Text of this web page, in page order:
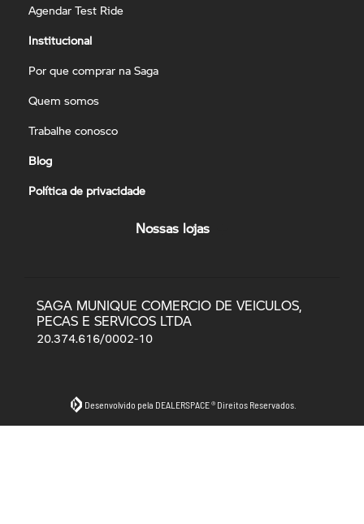
Agendar Test Ride
Institucional
Por que comprar na Saga
Quem somos
Trabalhe conosco
Blog
Política de privacidade
Nossas lojas
SAGA MUNIQUE COMERCIO DE VEICULOS,
PECAS E SERVICOS LTDA
20.374.616/0002-10
Desenvolvido pela DEALERSPACE ® Direitos Reservados.